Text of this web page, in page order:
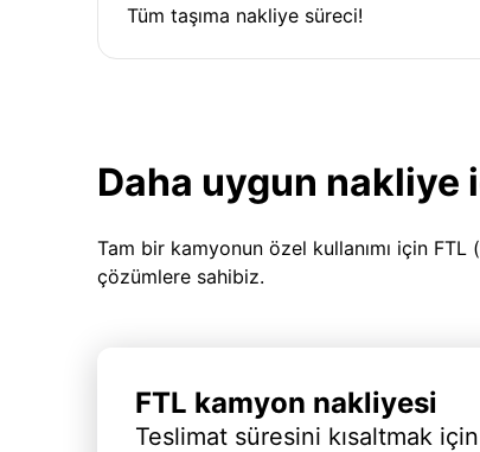
Tüm taşıma nakliye süreci!
Daha uygun nakliye
Tam bir kamyonun özel kullanımı için
çözümlere sahibiz.
FTL kamyon nakliyesi
Teslimat süresini kısaltmak